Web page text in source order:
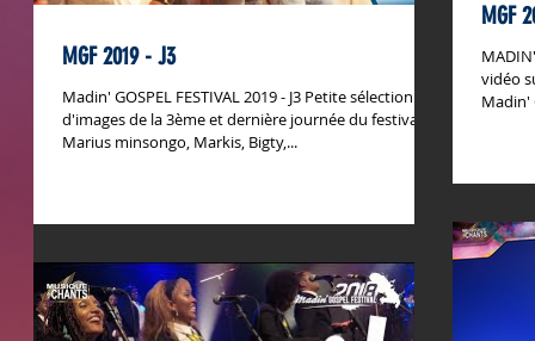
MGF 2019 - J3
Madin' GOSPEL FESTIVAL 2019 - J3 Petite sélection
d'images de la 3ème et dernière journée du festival!
Marius minsongo, Markis, Bigty,...
MGF
vidéo
Madin'